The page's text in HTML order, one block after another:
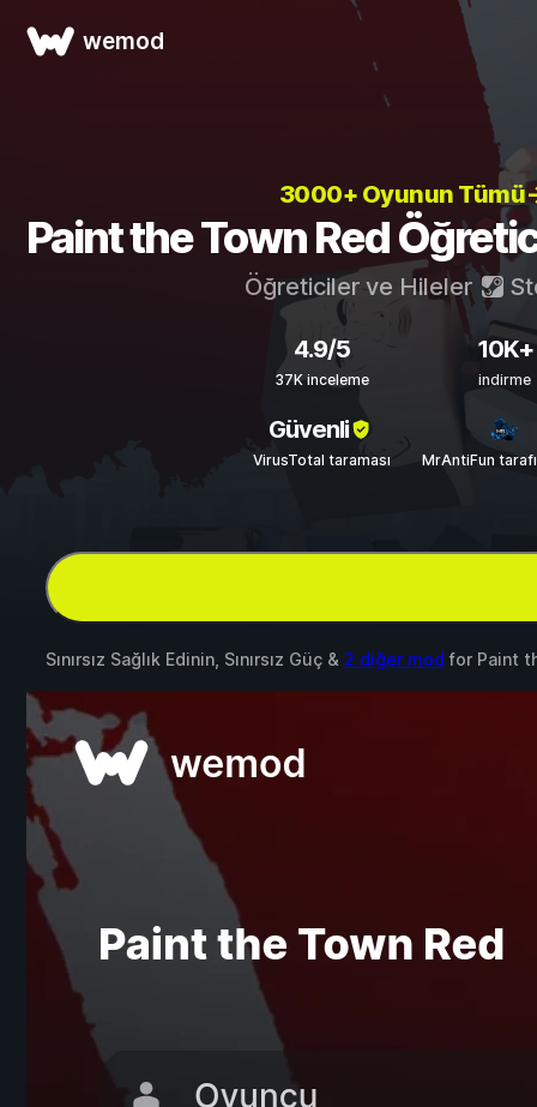
wemod
3000+ Oyunun
Paint the Town Red
Öğreticiler ve Hileler
4.9/5
37K inceleme
10K+
indirme
Güvenli
VirusTotal taraması MrAntiFun
Sınırsız Sağlık Edinin, Sınırsız Güç & 2 diğer mod for Paint